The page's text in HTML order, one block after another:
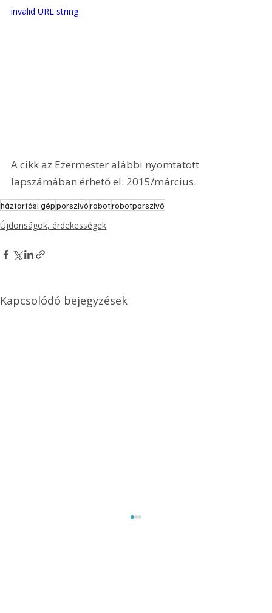
invalid URL string
A cikk az Ezermester alábbi nyomtatott
lapszámában érhető el: 2015/március.
háztartási gépporszívórobotrobotporszívó
Újdonságok, érdekességek
Kapcsolódó bejegyzések